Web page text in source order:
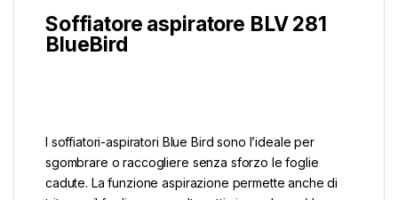
Soffiatore aspiratore BLV 281
BlueBird
I soffiatori-aspiratori Blue Bird sono l’ideale per
sgombrare o raccogliere senza sforzo le foglie
cadute. La funzione aspirazione permette anche di